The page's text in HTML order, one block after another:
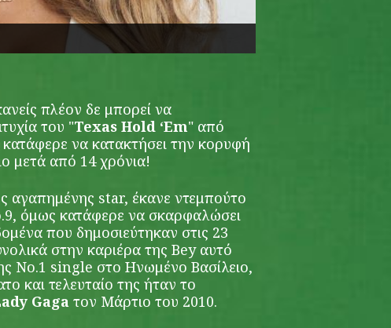
πλέον δε μπορεί να
του "Texas Hold ‘Em" από
να κατακτήσει την κορυφή
μετά από 14 χρόνια!
star, έκανε ντεμπούτο
όμως κατάφερε να σκαρφαλώσει
που δημοσιεύτηκαν στις 23
στην καριέρα της Bey αυτό
Νο.1 single στο Ηνωμένο Βασίλειο,
και τελευταίο της ήταν το
Gaga τον Μάρτιο του 2010.